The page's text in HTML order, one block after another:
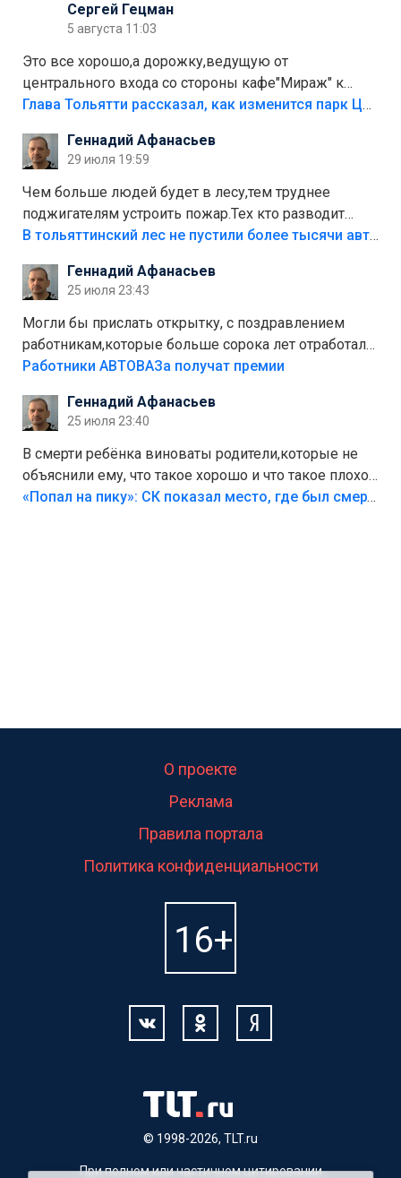
Сергей Гецман
5 августа 11:03
Это все хорошо,а дорожку,ведущую от
центрального входа со стороны кафе"Мираж" к
аттракционам слабо доделать?А то бордюры
лежала в парке и испортилась.Да еще,видимо,часть
украли.
Глава Тольятти рассказал, как изменится парк Центрального района
Геннадий Афанасьев
29 июля 19:59
Чем больше людей будет в лесу,тем труднее
поджигателям устроить пожар.Тех кто разводит
костры,тех надо безбожно штрафовать.Камер полно
Штрафы мизерные.
В тольяттинский лес не пустили более тысячи автомобилей
Геннадий Афанасьев
25 июля 23:43
Могли бы прислать открытку, с поздравлением
работникам,которые больше сорока лет отработали
на предприятии.
Работники АВТОВАЗа получат премии
Геннадий Афанасьев
25 июля 23:40
В смерти ребёнка виноваты родители,которые не
объяснили ему, что такое хорошо и что такое плохо!
Лезть через такой забор,верх безумия,есть же
«Попал на пику»: СК показал место, где был смертельно травмирован ребенок в Тольятти
© 1998-2026, TLT.ru
О проекте
Реклама
Правила портала
Политика конфиденциальности
При полном или частичном цитировании